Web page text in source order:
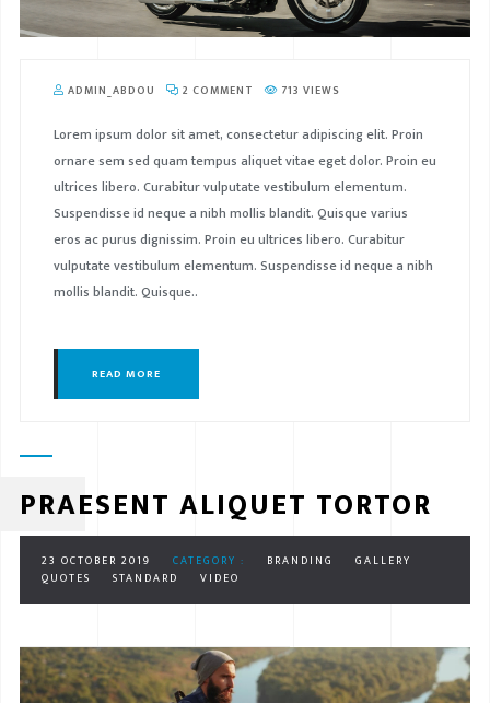
ADMIN_ABDOU 2 COMMENT 713 VIEWS
Lorem ipsum dolor sit amet, consectetur adipiscing elit. Proin
ornare sem sed quam tempus aliquet vitae eget dolor. Proin eu
ultrices libero. Curabitur vulputate vestibulum elementum.
Suspendisse id neque a nibh mollis blandit. Quisque varius
eros ac purus dignissim. Proin eu ultrices libero. Curabitur
vulputate vestibulum elementum. Suspendisse id neque a nibh
mollis blandit. Quisque..
READ MORE
PRAESENT ALIQUET TORTOR
23 OCTOBER 2019 CATEGORY : BRANDING
GALLERY
QUOTES
STANDARD VIDEO